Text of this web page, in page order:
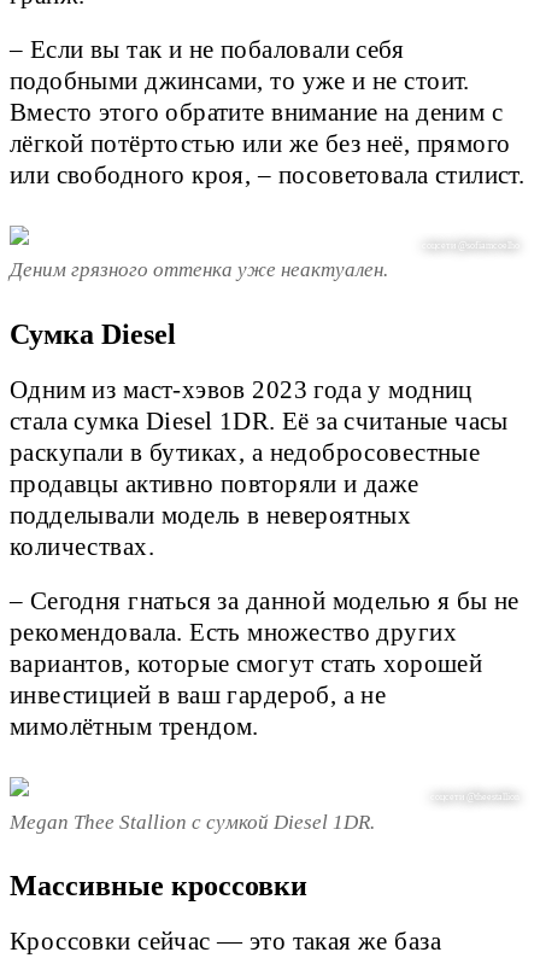
– Если вы так и не побаловали себя
подобными джинсами, то уже и не стоит.
Вместо этого обратите внимание на деним с
лёгкой потёртостью или же без неё, прямого
или свободного кроя, – посоветовала стилист.
соцсети @sofiamcoelho
Деним грязного оттенка уже неактуален.
Сумка Diesel
Одним из маст-хэвов 2023 года у модниц
стала сумка Diesel 1DR. Её за считаные часы
раскупали в бутиках, а недобросовестные
продавцы активно повторяли и даже
подделывали модель в невероятных
количествах.
– Сегодня гнаться за данной моделью я бы не
рекомендовала. Есть множество других
вариантов, которые смогут стать хорошей
инвестицией в ваш гардероб, а не
мимолётным трендом.
соцсети @theestallion
Megan Thee Stallion с сумкой Diesel 1DR.
Массивные кроссовки
Кроссовки сейчас — это такая же база